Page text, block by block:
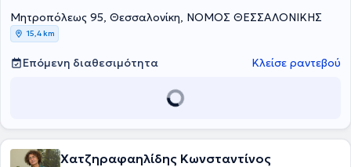
Μητροπόλεως 95, Θεσσαλονίκη, ΝΟΜΟΣ ΘΕΣΣΑΛΟΝΙΚΗΣ
15,4 km
Επόμενη διαθεσιμότητα Κλείσε ραντεβού
Χατζηραφαηλίδης Κωνσταντίνος